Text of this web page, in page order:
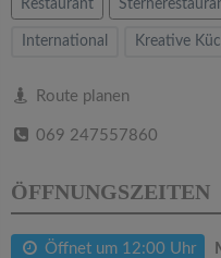
Restaurant
International Kreative
Route planen
069 247557860
ÖFFNUNGSZEITEN
Öffnet um 12:00 Uhr
t